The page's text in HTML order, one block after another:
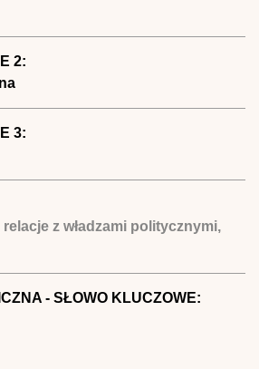
2:
3:
z władzami politycznymi,
- SŁOWO KLUCZOWE: